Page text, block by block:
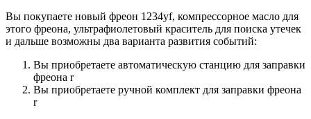
Вы покупаете новый фреон 1234yf, компрессорное масло для
этого фреона, ультрафиолетовый краситель для поиска утечек
и дальше возможны два варианта развития событий:
Вы приобретаете автоматическую станцию для заправки
фреона r
Вы приобретаете ручной комплект для заправки фреона
r